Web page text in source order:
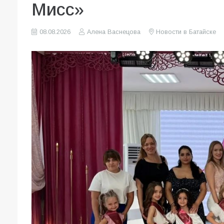
Мисс»
08.08.2026 Алена Васнецова Новости в Батайске